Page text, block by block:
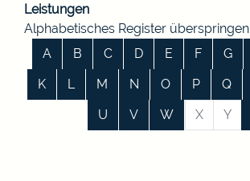
Leistungen
Alphabetisches Register überspringen
A
B C D E F G
K
L M N O P Q
U
V W X Y